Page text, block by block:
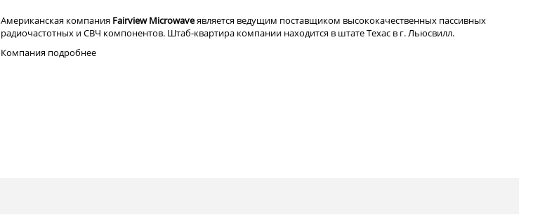
Американская компания Fairview Microwaveявляется ведущим поставщиком высококачественных пассивных
радиочастотных и СВЧ компонентов. Штаб-квартира компании находится в штате Техас в г. Льюсвилл.
Компания подробнее